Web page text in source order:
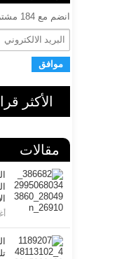
انضم مع 184 مشترك
ا
ب
ل
ل
الأكثر
مقالات